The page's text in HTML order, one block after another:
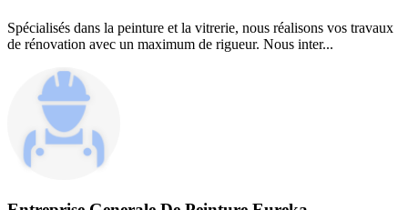
Spécialisés dans la peinture et la vitrerie, nous réalisons vos travaux
de rénovation avec un maximum de rigueur. Nous inter...